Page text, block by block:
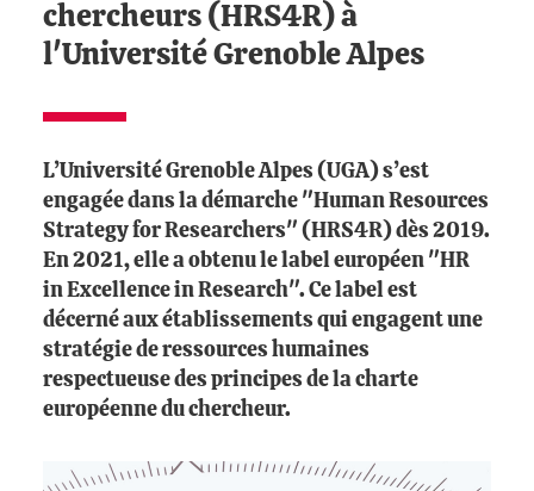
chercheurs (HRS4R) à
l'Université Grenoble Alpes
L’Université Grenoble Alpes (UGA) s’est
engagée dans la démarche "Human Resources
Strategy for Researchers" (HRS4R) dès 2019.
En 2021, elle a obtenu le label européen "HR
in Excellence in Research". Ce label est
décerné aux établissements qui engagent une
stratégie de ressources humaines
respectueuse des principes de la charte
européenne du chercheur.